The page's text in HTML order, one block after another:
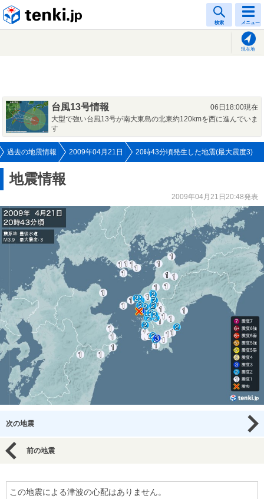
検索 メニュー
現在地
台風13号情報
06日18:00現在
大型で強い台風13号が南大東島の北東約120kmを西に進んでいま
す
過去の地震情報 2009年04月21日 20時43分頃発生した地震(最大震度3)
地震情報
2009年04月21日20:48発表
次の地震
前の地震
この地震による津波の心配はありません。